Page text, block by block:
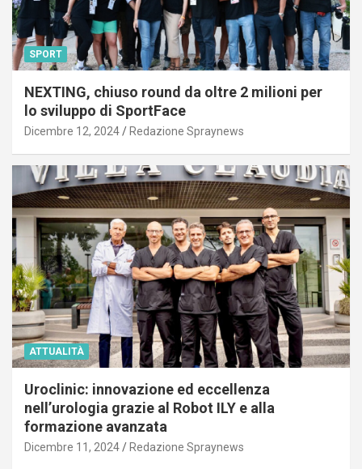
SPORT
NEXTING, chiuso round da oltre 2 milioni per
lo sviluppo di SportFace
Dicembre 12, 2024 Redazione Spraynews
ATTUALITÀ
Uroclinic: innovazione ed eccellenza
nell’urologia grazie al Robot ILY e alla
formazione avanzata
Dicembre 11, 2024 Redazione Spraynews